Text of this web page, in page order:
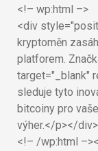
<!– wp:html –>
<div
kryptoměn
platforem.
target="_blank"
sleduje tyto
bitcoiny pro
výher.</p></div>
<!– /wp:html